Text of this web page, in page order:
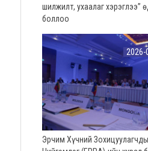
шилжилт, ухаалаг хэрэглээ”
боллоо
2026-
Эрчим Хүчний